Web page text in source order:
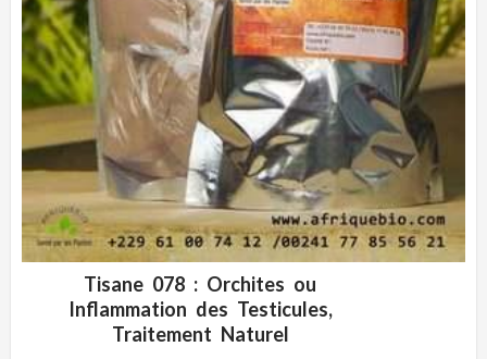
ADD WISHLIST
Tisane 078 : Orchites ou
Inflammation des Testicules,
Traitement Naturel